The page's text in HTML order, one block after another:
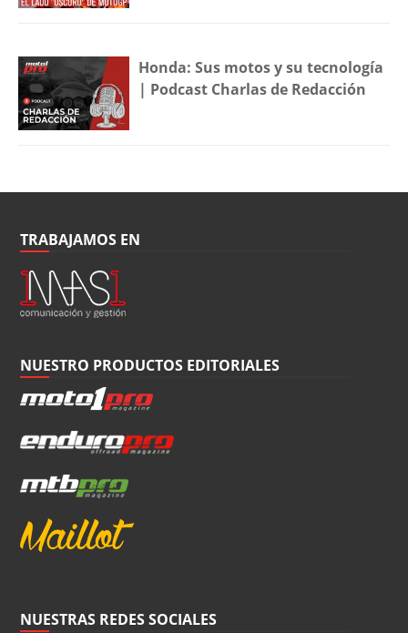
Honda: Sus motos y su tecnología
| Podcast Charlas de Redacción
TRABAJAMOS EN
NUESTRO PRODUCTOS EDITORIALES
NUESTRAS REDES SOCIALES